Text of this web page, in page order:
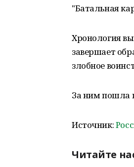
"Батальная
Хронология
завершает
злобное
За ним пошла
Источник:
Читайте